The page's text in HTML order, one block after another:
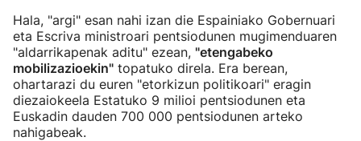
Hala, "argi" esan nahi izan die Espainiako Gobernuari
eta Escriva ministroari pentsiodunen mugimenduaren
"aldarrikapenak aditu" ezean, "etengabeko
mobilizazioekin" topatuko direla. Era berean,
ohartarazi du euren "etorkizun politikoari" eragin
diezaiokeela Estatuko 9 milioi pentsiodunen eta
Euskadin dauden 700 000 pentsiodunen arteko
nahigabeak.